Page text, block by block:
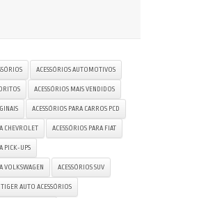
ACESSÓRIOS AUTOMOTIVOS
ACESSÓRIOS MAIS VENDIDOS
ACESSÓRIOS PARA CARROS PCD
CHEVROLET ACESSÓRIOS PARA FIAT
PICK-UPS
VOLKSWAGEN ACESSÓRIOS SUV
TIGER AUTO ACESSÓRIOS